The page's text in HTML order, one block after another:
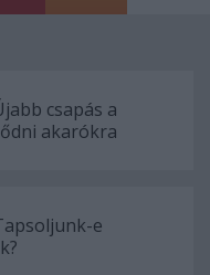
csapás a
akarókra
e